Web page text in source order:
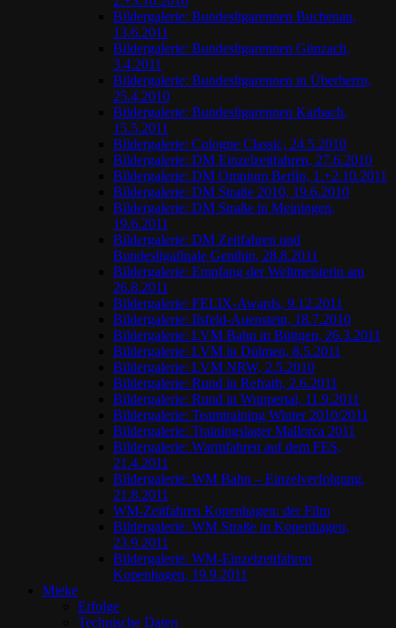
Bildergalerie: Bundesligarennen Buchenau,
13.6.2011
Bildergalerie: Bundesligarennen Günzach,
3.4.2011
Bildergalerie: Bundesligarennen in Überherrn,
25.4.2010
Bildergalerie: Bundesligarennen Karbach,
15.5.2011
Bildergalerie: Cologne Classic, 24.5.2010
Bildergalerie: DM Einzelzeitfahren, 27.6.2010
Bildergalerie: DM Omnium Berlin, 1.+2.10.2011
Bildergalerie: DM Straße 2010, 19.6.2010
Bildergalerie: DM Straße in Meiningen,
19.6.2011
Bildergalerie: DM Zeitfahren und
Bundesligafinale Genthin, 28.8.2011
Bildergalerie: Empfang der Weltmeisterin am
26.8.2011
Bildergalerie: FELIX-Awards, 9.12.2011
Bildergalerie: Ilsfeld-Auenstein, 18.7.2010
Bildergalerie: LVM Bahn in Büttgen, 26.3.2011
Bildergalerie: LVM in Dülmen, 8.5.2011
Bildergalerie: LVM NRW, 2.5.2010
Bildergalerie: Rund in Refrath, 2.6.2011
Bildergalerie: Rund in Wuppertal, 11.9.2011
Bildergalerie: Teamtraining Winter 2010/2011
Bildergalerie: Trainingslager Mallorca 2011
Bildergalerie: Warmfahren auf dem FES,
21.4.2011
Bildergalerie: WM Bahn – Einzelverfolgung,
21.8.2011
WM-Zeitfahren Kopenhagen: der Film
Bildergalerie: WM Straße in Kopenhagen,
23.9.2011
Bildergalerie: WM-Einzelzeitfahren
Kopenhagen, 19.9.2011
Mieke
Erfolge
Technische Daten